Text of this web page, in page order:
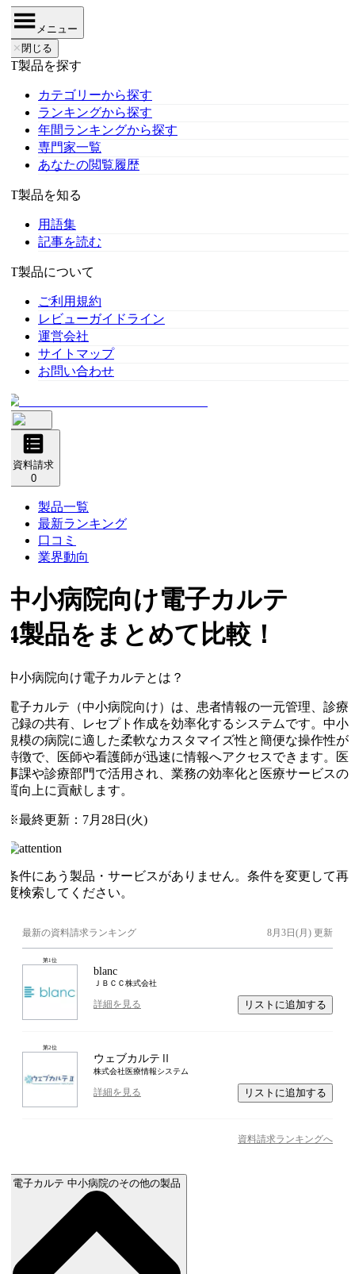
メニュー
閉じる
製品を探す
カテゴリーから探す
ランキングから探す
年間ランキングから探す
専門家一覧
あなたの閲覧履歴
製品を知る
用語集
記事を読む
製品について
ご利用規約
レビューガイドライン
運営会社
サイトマップ
お問い合わせ
資料請求
製品一覧
最新ランキング
口コミ
業界動向
小病院向け電子カルテ
製品をまとめて比較！
小病院向け電子カルテとは？
子カルテ（中小病院向け）は、患者情報の一元管理、診療
録の共有、レセプト作成を効率化するシステムです。中小
模の病院に適した柔軟なカスタマイズ性と簡便な操作性が
徴で、医師や看護師が迅速に情報へアクセスできます。医
課や診療部門で活用され、業務の効率化と医療サービスの
向上に貢献します。
最終更新： 7月28日(火)
件にあう製品・サービスがありません。条件を変更して再
検索してください。
最新の資料請求ランキング 8月3日(月)更新
位
blanc
ＪＢＣＣ株式会社
詳細を見る リストに追加する
位
ウェブカルテⅡ
株式会社医療情報システム
詳細を見る リストに追加する
資料請求ランキングへ
電子カルテ 中小病院のその他の製品